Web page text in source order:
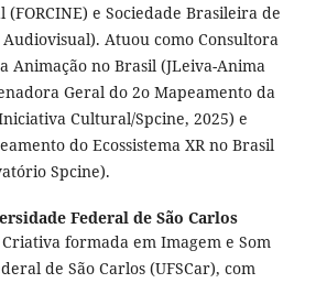
e Sociedade Brasileira de
Atuou como Consultora
Animação no Brasil (JLeiva-Anima
Geral do 2o Mapeamento da
Cultural/Spcine, 2025) e
do Ecossistema XR no Brasil
Spcine).
Federal de São Carlos
formada em Imagem e Som
de São Carlos (UFSCar), com